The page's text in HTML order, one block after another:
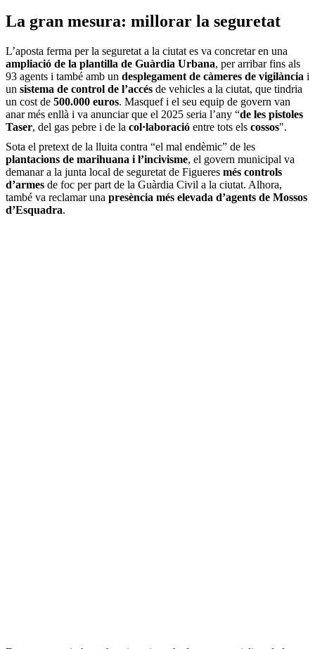
La gran mesura: millorar la seguretat
L’aposta ferma per la seguretat a la ciutat es va concretar en una
ampliació de la plantilla de Guàrdia Urbana, per arribar fins als
93 agents i també amb un desplegament de càmeres de vigilància i
un sistema de control de l’accés de vehicles a la ciutat, que tindria
un cost de 500.000 euros. Masquef i el seu equip de govern van
anar més enllà i va anunciar que el 2025 seria l’any “de les pistoles
Taser, del gas pebre i de la col·laboració entre tots els cossos".
Sota el pretext de la lluita contra “el mal endèmic” de les
plantacions de marihuana i l’incivisme, el govern municipal va
demanar a la junta local de seguretat de Figueres més controls
d’armes de foc per part de la Guàrdia Civil a la ciutat. Alhora,
també va reclamar una presència més elevada d’agents de Mossos
d’Esquadra.